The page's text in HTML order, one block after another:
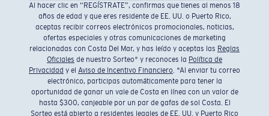
Al hacer clic en “REGÍSTRATE”, confirmas que tienes al menos 18
años de edad y que eres residente de EE. UU. o Puerto Rico,
aceptas recibir correos electrónicos promocionales, noticias,
ofertas especiales y otras comunicaciones de marketing
relacionadas con Costa Del Mar, y has leído y aceptas las Reglas
Oficiales de nuestro Sorteo* y reconoces la Política de
Privacidad y el Aviso de Incentivo Financiero. *Al enviar tu correo
electrónico, participas automáticamente para tener la
oportunidad de ganar un vale de Costa en línea con un valor de
hasta $300, canjeable por un par de gafas de sol Costa. El
Sorteo está abierto a residentes legales de EE. UU. y Puerto Rico